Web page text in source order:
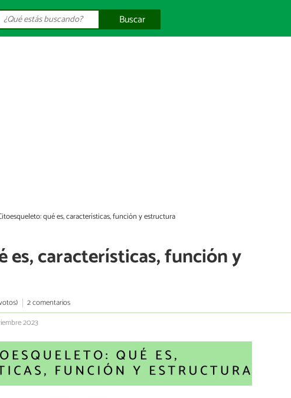
Buscar
qué es, características, función y estructura
es, características, función y
2 comentarios
2023